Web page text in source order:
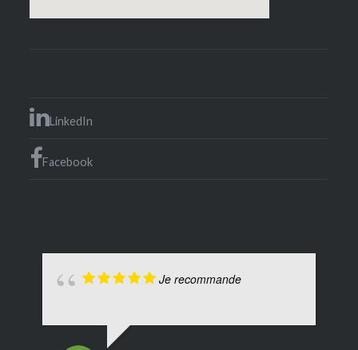
LinkedIn
Facebook
Je recommande